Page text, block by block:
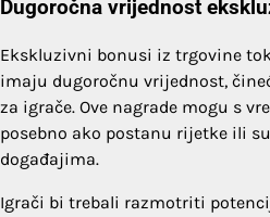
Dugoročna vrijednost
Ekskluzivni bonusi iz trgovine
imaju dugoročnu vrijednost,
za igrače. Ove nagrade mogu s
posebno ako postanu rijetke ili
događajima.
Igrači bi trebali razmotriti